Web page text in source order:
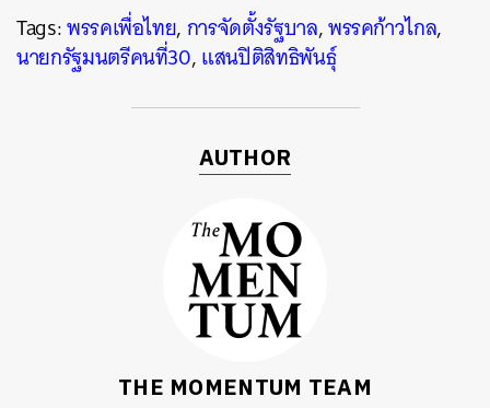
Tags:พรรคเพื่อไทย,การจัดตั้งรัฐบาล,พรรคก้าวไกล,
นายกรัฐมนตรีคนที่30,แสนปิติสิทธิพันธุ์
AUTHOR
THE MOMENTUM TEAM